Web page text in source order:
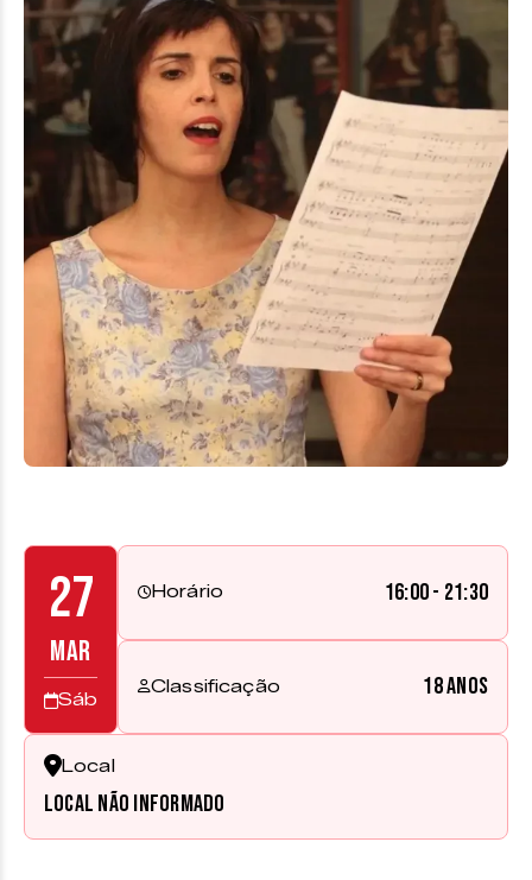
27
MAR
Sáb
Horário 16:00 - 21:30
Classificação 18 anos
Local
Local não informado